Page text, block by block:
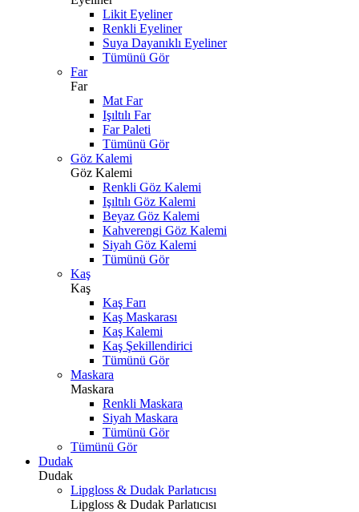
Likit Eyeliner
Renkli Eyeliner
Suya Dayanıklı Eyeliner
Tümünü Gör
Far
Far
Mat Far
Işıltılı Far
Far Paleti
Tümünü Gör
Göz Kalemi
Göz Kalemi
Renkli Göz Kalemi
Işıltılı Göz Kalemi
Beyaz Göz Kalemi
Kahverengi Göz Kalemi
Siyah Göz Kalemi
Tümünü Gör
Kaş
Kaş
Kaş Farı
Kaş Maskarası
Kaş Kalemi
Kaş Şekillendirici
Tümünü Gör
Maskara
Maskara
Renkli Maskara
Siyah Maskara
Tümünü Gör
Tümünü Gör
Dudak
Dudak
Lipgloss & Dudak Parlatıcısı
Lipgloss & Dudak Parlatıcısı